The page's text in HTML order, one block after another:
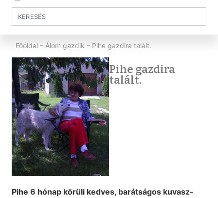
Főoldal – Álom gazdik – Pihe gazdira talált.
Pihe gazdira
talált.
Pihe 6 hónap körüli kedves, barátságos kuvasz-